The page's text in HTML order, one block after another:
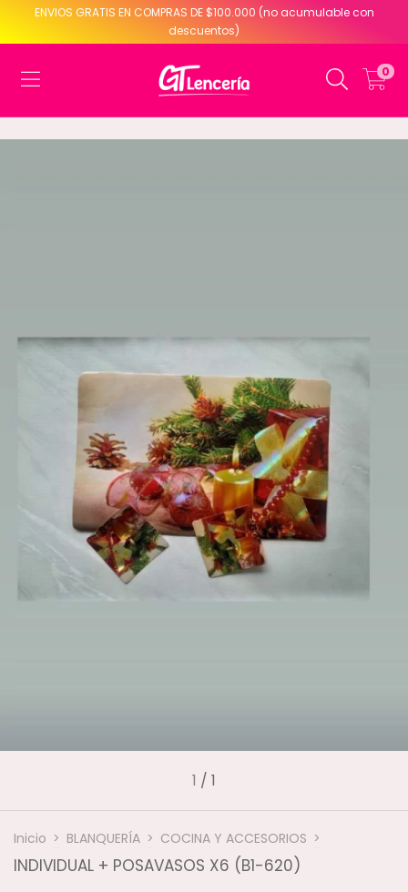
ENVIOS GRATIS EN COMPRAS DE $100.000 (no acumulable con
descuentos)
0
1 / 1
Inicio > BLANQUERÍA > COCINA Y ACCESORIOS >
INDIVIDUAL + POSAVASOS X6 (B1-620)